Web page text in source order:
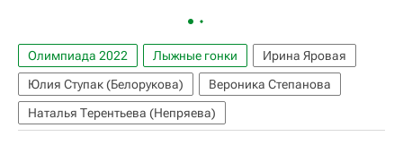
Олимпиада 2022 Лыжные гонки
Ирина Яровая
Юлия Ступак (Белорукова)
Вероника Степанова
Наталья Терентьева (Непряева)